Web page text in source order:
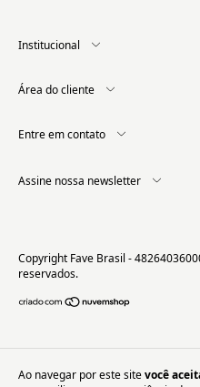
Ao navegar por este sitevocê
Institucional
Área do cliente
Entre em contato
Assine nossa newsletter
Copyright Fave Brasil -
reservados.